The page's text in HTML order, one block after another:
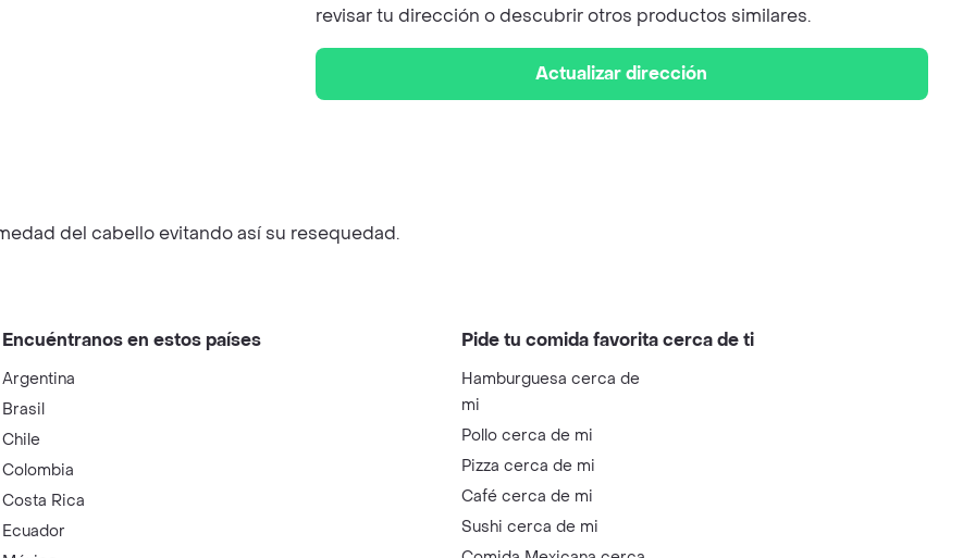
revisar tu dirección o descubrir otros productos similares.
Actualizar dirección
del cabello evitando así su resequedad.
Encuéntranos en estos países
Argentina
Brasil
Chile
Colombia
Costa Rica
Ecuador
Pide tu comida favorita cerca de ti
Hamburguesa cerca de
mi
Pollo cerca de mi
Pizza cerca de mi
Café cerca de mi
Sushi cerca de mi